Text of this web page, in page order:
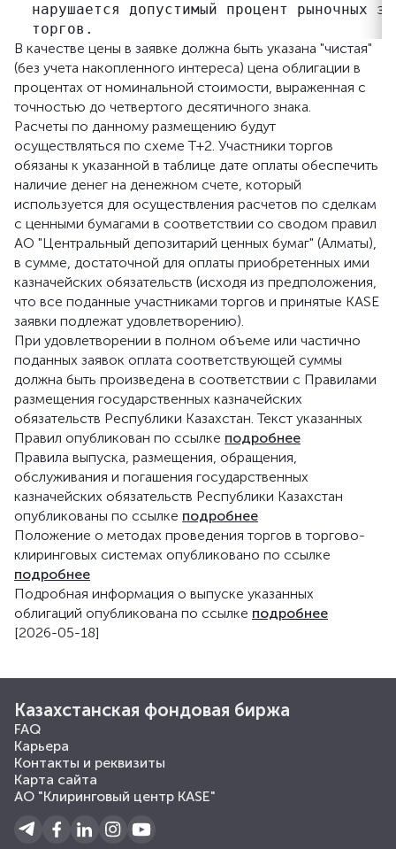
нарушается допустимый процент рыночных
В качестве цены в заявке должна быть указана "чистая"
(без учета накопленного интереса) цена облигации в
процентах от номинальной стоимости, выраженная с
точностью до четвертого десятичного знака.
Расчеты по данному размещению будут
осуществляться по схеме Т+2. Участники торгов
обязаны к указанной в таблице дате оплаты обеспечить
наличие денег на денежном счете, который
используется для осуществления расчетов по сделкам
с ценными бумагами в соответствии со сводом правил
АО "Центральный депозитарий ценных бумаг" (Алматы),
в сумме, достаточной для оплаты приобретенных ими
казначейских обязательств (исходя из предположения,
что все поданные участниками торгов и принятые KASE
заявки подлежат удовлетворению).
При удовлетворении в полном объеме или частично
поданных заявок оплата соответствующей суммы
должна быть произведена в соответствии с Правилами
размещения государственных казначейских
обязательств Республики Казахстан. Текст указанных
Правил опубликован по ссылке подробнее
Правила выпуска, размещения, обращения,
обслуживания и погашения государственных
казначейских обязательств Республики Казахстан
опубликованы по ссылке подробнее
Положение о методах проведения торгов в торгово-
клиринговых системах опубликовано по ссылке
подробнее
Подробная информация о выпуске указанных
облигаций опубликована по ссылке подробнее
[2026-05-18]
Казахстанская фондовая биржа
FAQ
Карьера
Контакты и реквизиты
Карта сайта
АО "Клиринговый центр KASE"